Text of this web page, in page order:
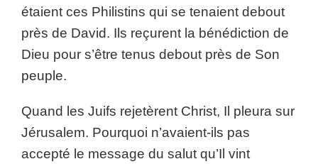
étaient ces Philistins qui se tenaient debout
près de David. Ils reçurent la bénédiction de
Dieu pour s’être tenus debout près de Son
peuple.
Quand les Juifs rejetèrent Christ, Il pleura sur
Jérusalem. Pourquoi n’avaient-ils pas
accepté le message du salut qu’Il vint